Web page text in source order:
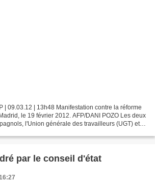
| 09.03.12 | 13h48 Manifestation contre la réforme
le 19 février 2012. AFP/DANI POZO Les deux
l'Union générale des travailleurs (UGT) et
par le conseil d'état